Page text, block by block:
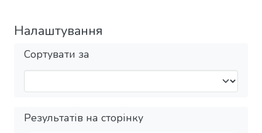
Налаштування
Сортувати за
Результатів на сторінку